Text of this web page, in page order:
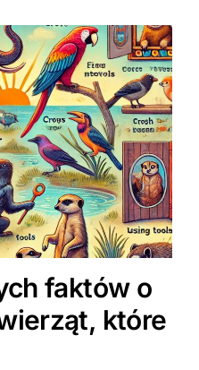
faktów o
które